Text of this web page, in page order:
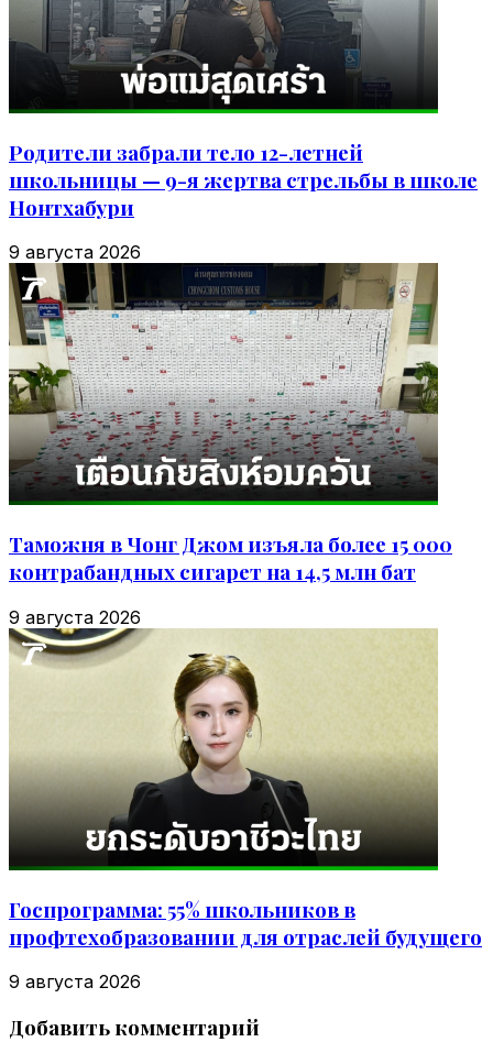
Родители забрали тело 12-летней
школьницы — 9-я жертва стрельбы в школе
Нонтхабури
9 августа 2026
Таможня в Чонг Джом изъяла более 15 000
контрабандных сигарет на 14,5 млн бат
9 августа 2026
Госпрограмма: 55% школьников в
профтехобразовании для отраслей будущего
9 августа 2026
Добавить комментарий